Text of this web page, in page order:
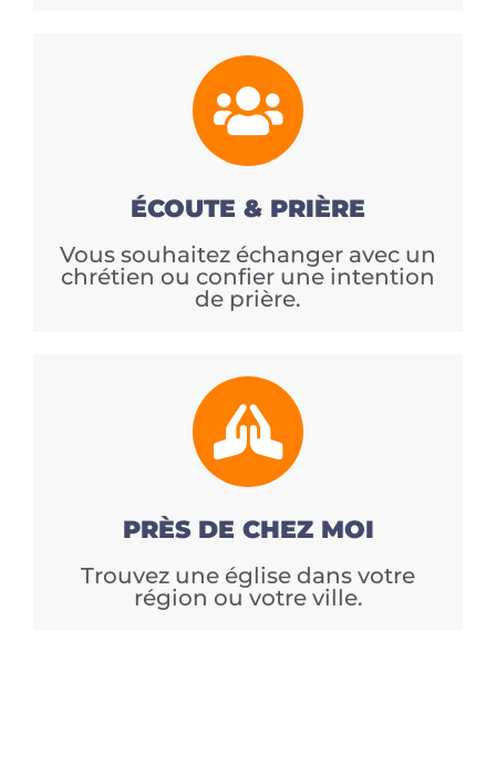
ÉCOUTE & PRIÈRE
Vous souhaitez échanger avec un
chrétien ou confier une intention
de prière.
PRÈS DE CHEZ MOI
Trouvez une église dans votre
région ou votre ville.